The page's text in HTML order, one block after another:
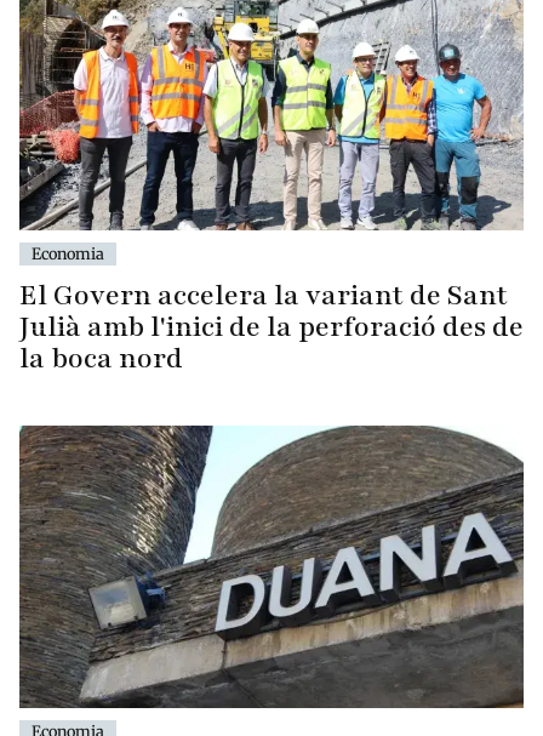
Economia
El Govern accelera la variant de Sant
Julià amb l'inici de la perforació des de
la boca nord
Economia